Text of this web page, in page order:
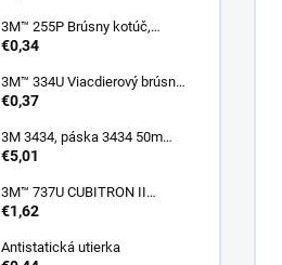
3M™ 255P Brúsny kotúč,
suchý zips, bez dier, 75mm
€0,34
3M™ 334U Viacdierový brúsny
kotúč Purple 75mm
€0,37
3M 3434, páska 3434 50m
modrá
€5,01
3M™ 737U CUBITRON II
VIACDIEROVÝ BRÚSNY
396 MM
€1,62
Antistatická utierka